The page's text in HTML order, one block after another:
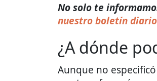
No solo te
nuestro boletín diario
¿A dónde
Aunque no